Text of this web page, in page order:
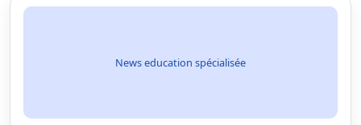
News education spécialisée